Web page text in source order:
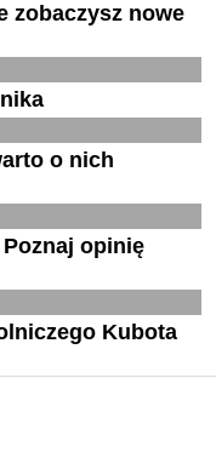
zobaczysz nowe
o nich
opinię
Kubota